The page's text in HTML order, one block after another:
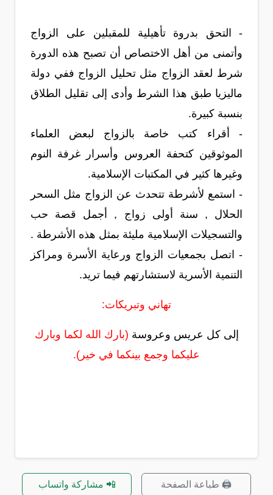
-
التحق بدروة تأهيلية للمقبلين على الزواج
وأتمنى من أهل الاختصاص أن تصبح هذه الدورة
شرط لعقد الزواج مثل تحليل الزواج ففي دولة
ماليزيا طبق هذا الشرط وأدى إلى تقليل الطلاق
بنسبة كبيرة.
-
أقراء كتب خاصة بالزواج لبعض العلماء
الموثوقين كتحفة العروس وأسرار غرفة النوم
وغيرها كثير في المكتبات الإسلامية.
- استمع لأشرطة تتحدث عن الزواج مثل السحر
الحلال , سنة أولى زواج , أجمل قصة حب
والتسجيلات الإسلامية مليئة بمثل هذه الأشرطة .
- اتصل بجمعيات الزواج ورعاية الأسرة ومراكز
التنمية الأسرية لاستشارتهم فيما تريد.
تهاني وتبريكات:
إلى كل عريس وعروسة (بارك الله لكما وبارك
عليكما وجمع بينكما في خير).
🖨️ طباعة الصفحة 📲 مشاركة واتساب